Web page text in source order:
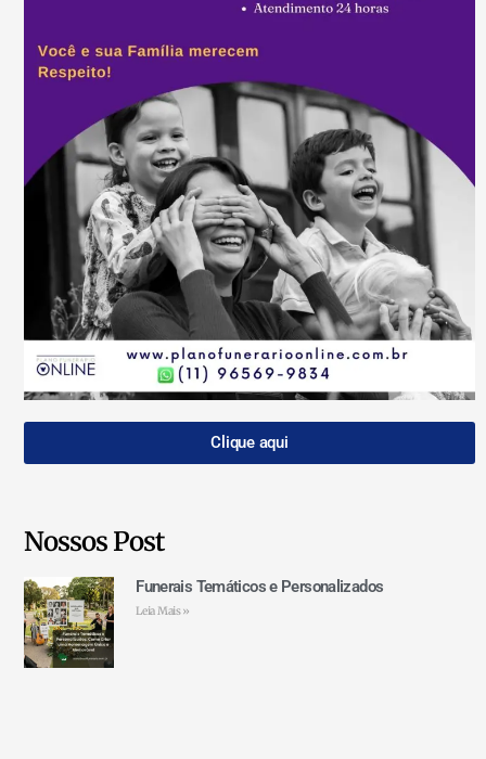
Clique aqui
Nossos Post
Funerais Temáticos e Personalizados
Leia Mais »